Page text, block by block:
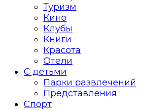
Туризм
Кино
Клубы
Книги
Красота
Отели
С детьми
Парки развлечений
Представления
Спорт